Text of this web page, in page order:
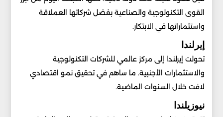
القوى التكنولوجية والصناعية بفضل شركاتها العملاقة
واستثماراتها في الابتكار.
إيرلندا
تحولت إيرلندا إلى مركز عالمي للشركات التكنولوجية
والاستثمارات الأجنبية. ما ساهم في تحقيق نمو اقتصادي
لافت خلال السنوات الماضية.
نيوزيلندا